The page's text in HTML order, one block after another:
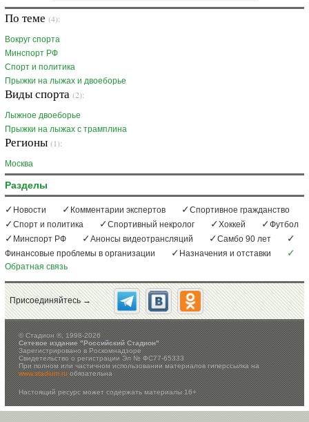
По теме (4):
Вокруг спорта
Минспорт РФ
Спорт и политика
Прыжки на лыжах и двоеборье
Виды спорта (2):
Лыжное двоеборье
Прыжки на лыжах с трамплина
Регионы (1):
Москва
Разделы
Новости Комментарии экспертов
Спортивное гражданство
Спорт и политика
Спортивный некролог Хоккей
Футбол
Минспорт РФ
Анонсы видеотрансляций
Самбо 90 лет
Финансовые проблемы в организации
Назначения и отставки
Обратная связь
Присоединяйтесь →
©Стадион ®, 1998-2026
Сетевое издание "Российский Стадион"
Зарегистрировано в Роскомнадзоре
Свидетельство о регистрации Эл № ФС77-65333
При полном или частичном использовании материалов гиперссылка на
www.stadium.ruобязательна
Настоящий ресурс может содержать материалы 16+